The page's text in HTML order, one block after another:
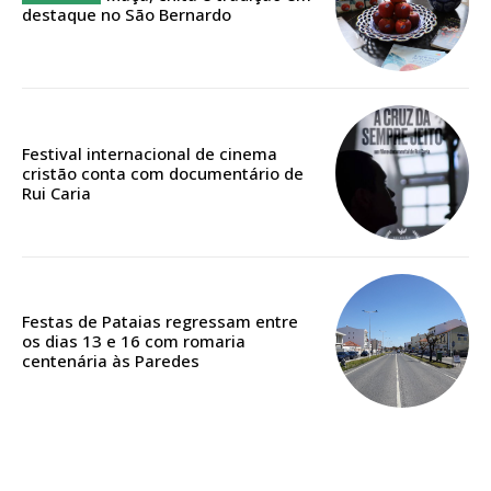
Edição em papel entregue à Quinta-feira em sua
Acesso aos conteúdos Exclusivos para
assinantes
destaque no São Bernardo
Festival internacional de cinema
cristão conta com documentário de
Rui Caria
Festas de Pataias regressam entre
os dias 13 e 16 com romaria
centenária às Paredes